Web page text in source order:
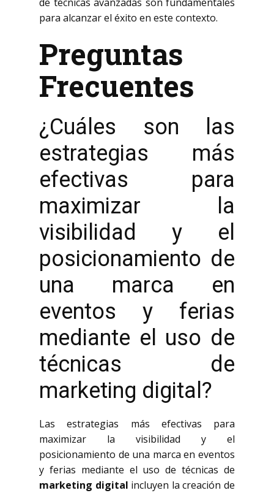
para alcanzar el éxito en este contexto.
Preguntas
Frecuentes
¿Cuáles son las
estrategias más
efectivas para
maximizar la
visibilidad y el
posicionamiento de
una marca en
eventos y ferias
mediante el uso de
técnicas de
marketing digital?
Las estrategias más efectivas para
maximizar la visibilidad y el
posicionamiento de una marca en eventos
y ferias mediante el uso de técnicas de
marketing digital incluyen la creación de